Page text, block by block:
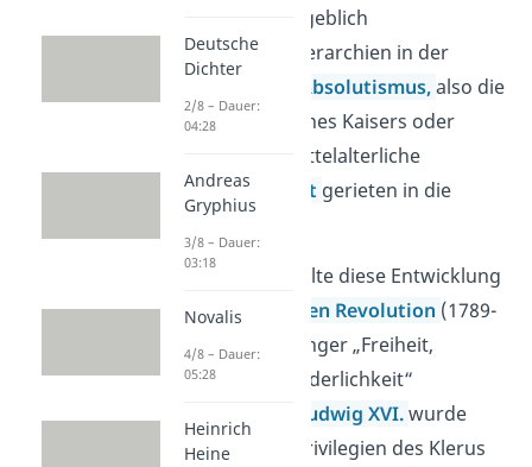
missbilligte die angeblich
gottgegebenen Hierarchien in der
Absolutismus,also die
Alleinherrschaft eines Kaisers oder
Königs, und die mittelalterliche
Ständegesellschaft gerieten in die
In Frankreich gipfelte diese Entwicklung
in derFranzösischen Revolution (1789-
1799), deren Anhänger „Freiheit,
Gleichheit und Brüderlichkeit“
Ludwig XVI.wurde
hingerichtet, die Privilegien des Klerus
Deutsche
Dichter
2/8 – Dauer:
04:28
Andreas
Gryphius
3/8 – Dauer:
03:18
Novalis
4/8 – Dauer:
05:28
Heinrich
Heine